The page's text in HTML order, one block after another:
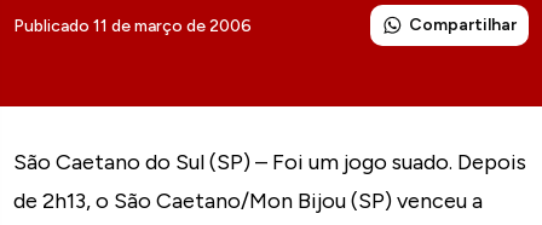
Publicado 11 de março de 2006 Compartilhar
São Caetano do Sul (SP) – Foi um jogo suado. Depois
de 2h13, o São Caetano/Mon Bijou (SP) venceu a